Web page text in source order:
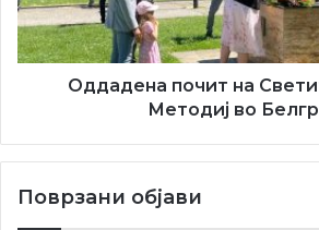
Методиј
во
Белград
Оддадена почит на
Методиј во
Поврзани објави